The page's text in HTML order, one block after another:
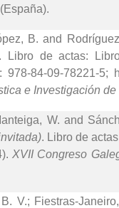
B. and
. Libro de actas:
84-09-78221-5;
e Investigación
W. and
. Libro de
XVII Congreso
V.; Fiestras-